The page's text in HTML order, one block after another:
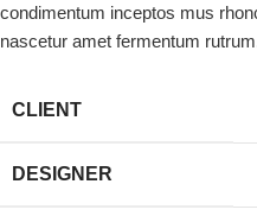
condimentum inceptos mus
nascetur amet fermentum
CLIENT
DESIGNER